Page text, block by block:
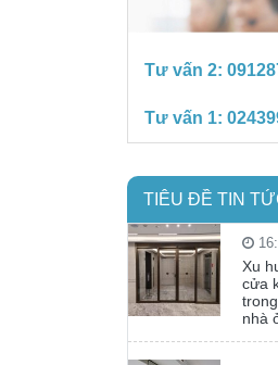
Tư vấn 2:
Tư vấn 1:
TIÊU ĐỀ TIN
Xu
cửa
nhà